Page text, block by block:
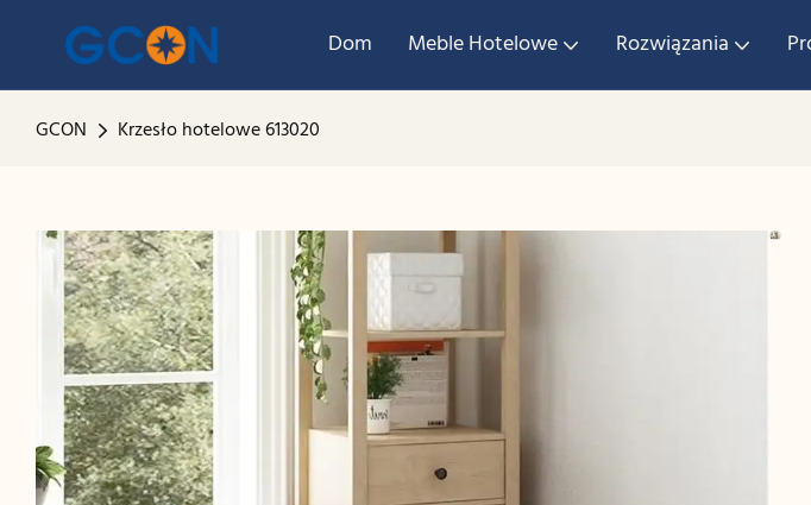
Dom Meble Hotelowe Rozwiązania
GCON Krzesło hotelowe 613020